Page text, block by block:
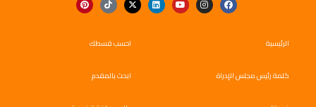
الرئيسية
كلمة رئيس مجلس الإدراة
احسب قسطك
ابحث بالمقدم